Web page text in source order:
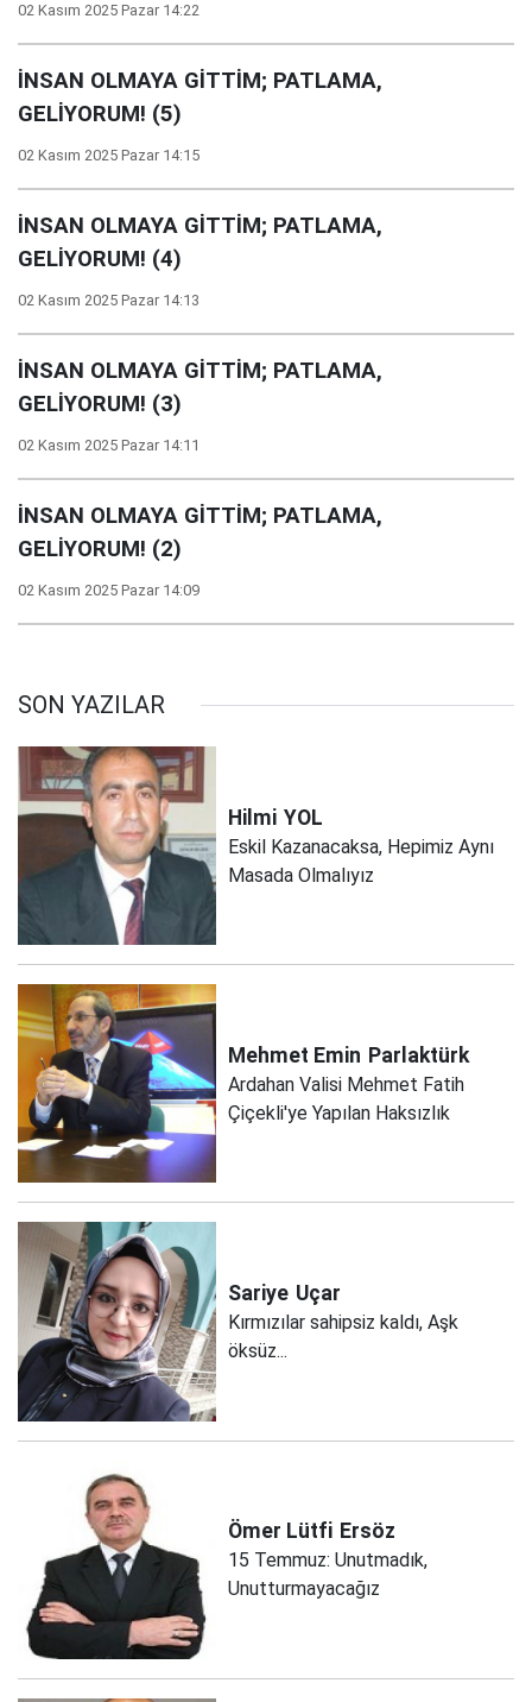
02 Kasım 2025 Pazar 14:22
İNSAN OLMAYA GİTTİM; PATLAMA,
GELİYORUM! (5)
02 Kasım 2025 Pazar 14:15
İNSAN OLMAYA GİTTİM; PATLAMA,
GELİYORUM! (4)
02 Kasım 2025 Pazar 14:13
İNSAN OLMAYA GİTTİM; PATLAMA,
GELİYORUM! (3)
02 Kasım 2025 Pazar 14:11
İNSAN OLMAYA GİTTİM; PATLAMA,
GELİYORUM! (2)
02 Kasım 2025 Pazar 14:09
SON YAZILAR
Hilmi YOL
Eskil Kazanacaksa, Hepimiz Aynı
Masada Olmalıyız
Mehmet Emin Parlaktürk
Ardahan Valisi Mehmet Fatih
Çiçekli'ye Yapılan Haksızlık
Sariye Uçar
Kırmızılar sahipsiz kaldı, Aşk
öksüz...
Ömer Lütfi Ersöz
15 Temmuz: Unutmadık,
Unutturmayacağız